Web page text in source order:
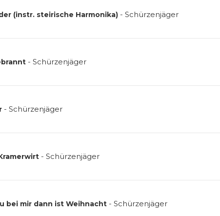
(instr. steirische Harmonika)- Schürzenjäger
- Schürzenjäger
- Schürzenjäger
- Schürzenjäger
bei mir dann ist Weihnacht- Schürzenjäger